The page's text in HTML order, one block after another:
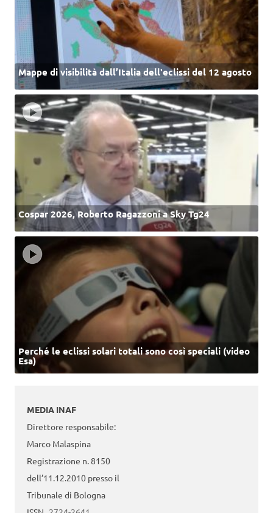
Mappe di visibilità dall’Italia dell'eclissi del 12 agosto
Cospar 2026, Roberto Ragazzoni a Sky Tg24
Perché le eclissi solari totali sono così speciali (video
Esa)
MEDIA INAF
Direttore responsabile:
Marco Malaspina
Registrazione n. 8150
dell’11.12.2010 presso il
Tribunale di Bologna